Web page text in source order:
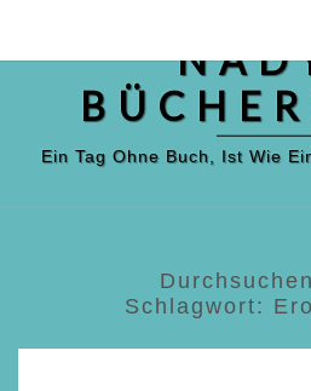
Ein Tag Ohne Buch, Ist Wie
Schlagwort: